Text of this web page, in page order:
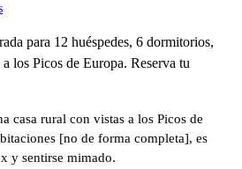
para 12 huéspedes, 6 dormitorios,
los Picos de Europa. Reserva tu
casa rural con vistas a los Picos de
[no de forma completa], es
y sentirse mimado.